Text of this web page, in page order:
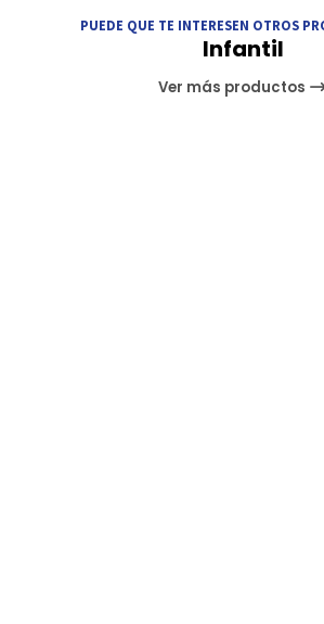
PUEDE QUE TE INTERESEN OTROS
Infantil
Ver más productos